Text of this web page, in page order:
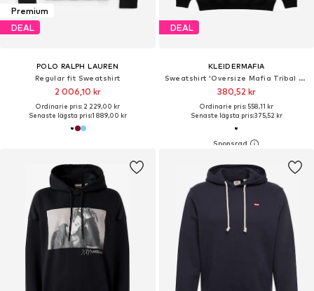
Premium
DEAL
POLO RALPH LAUREN
Regular fit Sweatshirt
2 006,10 kr
Ordinarie pris: 2 229,00 kr
Senaste lägsta pris:1 889,00 kr
DEAL
KLEIDERMAFIA
Sweatshirt 'Oversize Mafia Tribal Hoodie - Black and Red'
380,52 kr
Ordinarie pris: 558,11 kr
Senaste lägsta pris:375,52 kr